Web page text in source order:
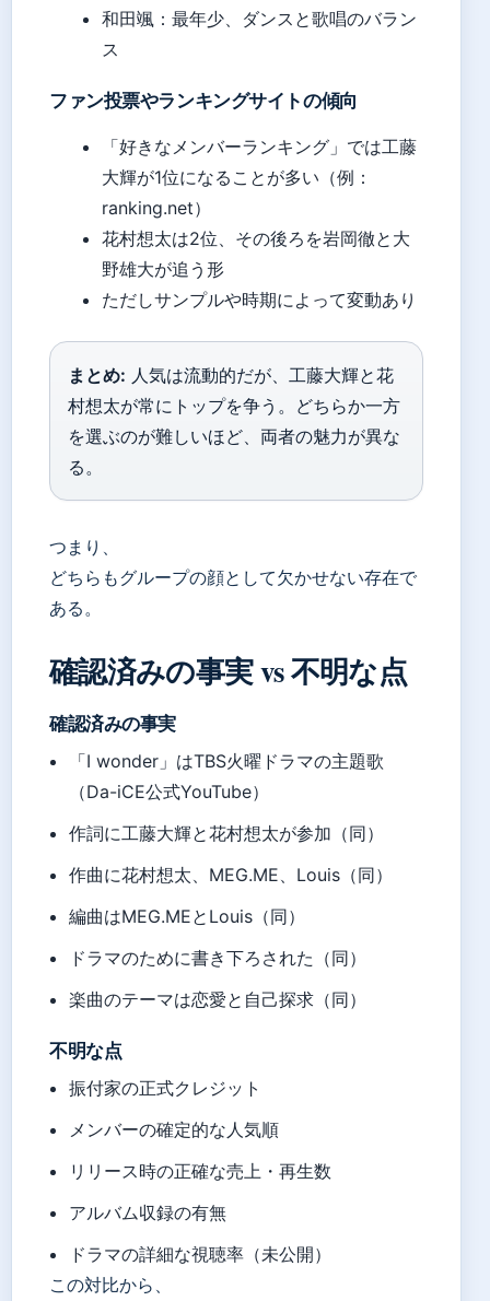
和田颯：最年少、ダンスと歌唱のバラン
ス
ファン投票やランキングサイトの傾向
「好きなメンバーランキング」では工藤
大輝が1位になることが多い（例：
ranking.net）
花村想太は2位、その後ろを岩岡徹と大
野雄大が追う形
ただしサンプルや時期によって変動あり
まとめ: 人気は流動的だが、工藤大輝と花
村想太が常にトップを争う。どちらか一方
を選ぶのが難しいほど、両者の魅力が異な
る。
つまり、
どちらもグループの顔として欠かせない存在で
ある。
確認済みの事実 vs 不明な点
確認済みの事実
「I wonder」はTBS火曜ドラマの主題歌
（Da-iCE公式YouTube）
作詞に工藤大輝と花村想太が参加（同）
作曲に花村想太、MEG.ME、Louis（同）
編曲はMEG.MEとLouis（同）
ドラマのために書き下ろされた（同）
楽曲のテーマは恋愛と自己探求（同）
不明な点
振付家の正式クレジット
メンバーの確定的な人気順
リリース時の正確な売上・再生数
アルバム収録の有無
ドラマの詳細な視聴率（未公開）
この対比から、